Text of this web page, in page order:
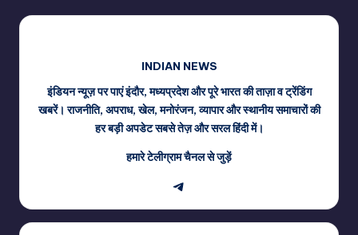
INDIAN NEWS
इंडियन न्यूज़ पर पाएं इंदौर, मध्यप्रदेश और पूरे भारत की ताज़ा व ट्रेंडिंग
खबरें। राजनीति, अपराध, खेल, मनोरंजन, व्यापार और स्थानीय समाचारों की
हर बड़ी अपडेट सबसे तेज़ और सरल हिंदी में।
हमारे टेलीग्राम चैनल से जुड़ें
Telegram